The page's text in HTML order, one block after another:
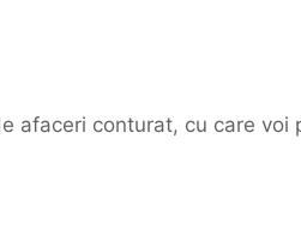
afaceri conturat, cu care